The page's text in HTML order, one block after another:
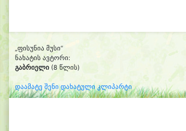
„ფისუნია მუსი“
ნახატის ავტორი:
გაბრიელი (8 წლის)
დაამატე შენი დახატული კლიპარტი